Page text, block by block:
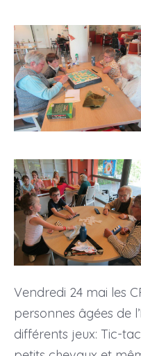
Vendredi 24 mai les
personnes âgées de
différents jeux: Tic-